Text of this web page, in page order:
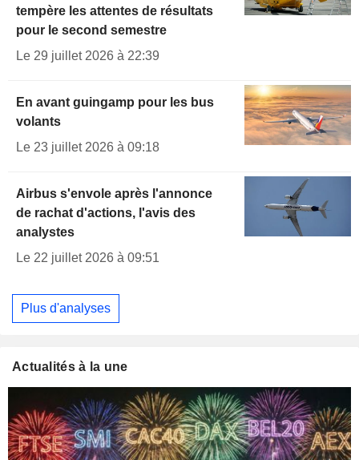
tempère les attentes de résultats
pour le second semestre
Le 29 juillet 2026 à 22:39
En avant guingamp pour les bus
volants
Le 23 juillet 2026 à 09:18
Airbus s'envole après l'annonce
de rachat d'actions, l'avis des
analystes
Le 22 juillet 2026 à 09:51
Plus d'analyses
Actualités à la une